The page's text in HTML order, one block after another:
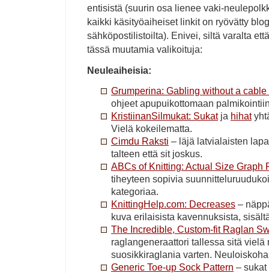
entisistä (suurin osa lienee vaki-
kaikki käsityöaiheiset linkit on ryövätty
sähköpostilistoilta). Enivei, siltä varalta
tässä muutamia valikoituja:
Neuleaiheisia:
Grumperina: Gabling without a
ohjeet apupuikottomaan
KristiinanSilmukat: Sukatja hihat
Vielä kokeilematta.
Cimdu Raksti – läjä latvialaisten
talteen että sit joskus.
ABCs of Knitting: Actual Size Graph
tiheyteen sopivia
kategoriaa.
KnittingHelp.com: Decreases –
kuva erilaisista kavennuksista,
The Incredible, Custom-fit Raglan
raglangeneraattori tallessa sitä vielä
suosikkiraglania varten.
Generic Toe-up Sock Pattern – sukat